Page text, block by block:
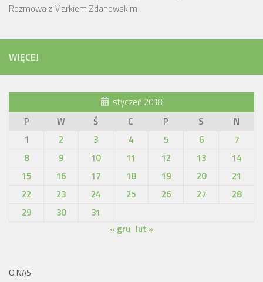
Rozmowa z Markiem Zdanowskim
WIĘCEJ
styczeń 2018
P
W Ś C P S
N
1
2 3 4 5 6
7
8
9 10 11 12 13
14
15
16 17 18 19 20
21
22
23 24 25 26 27
28
29
30
31
« gru lut »
O NAS